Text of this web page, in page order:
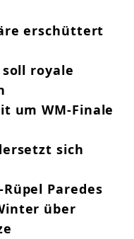
erschüttert
royale
um WM-Finale
sich
Paredes
über